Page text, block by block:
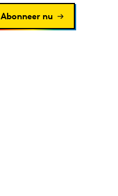
Abonneer nu